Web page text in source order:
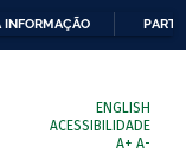
INFORMAÇÃO
ENGLISH
ACESSIBILIDADE
A+ A-